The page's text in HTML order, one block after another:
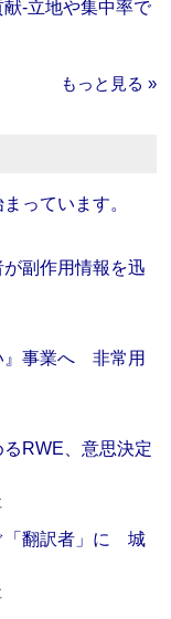
‐立地や集中率で
もっと見る »
っています。
が副作用情報を迅
』事業へ 非常用
るRWE、意思決定
「翻訳者」に 城